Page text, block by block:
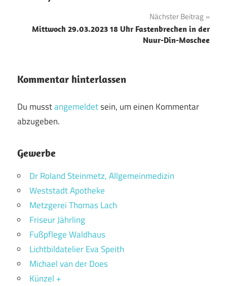
Nächster Beitrag
Mittwoch 29.03.2023 18 Uhr Fastenbrechen in der
Nuur-Din-Moschee
Kommentar hinterlassen
Du musstangemeldetsein, um einen Kommentar
abzugeben.
Gewerbe
Dr Roland Steinmetz, Allgemeinmedizin
Weststadt Apotheke
Metzgerei Thomas Lach
Friseur Jährling
Fußpflege Waldhaus
Lichtbildatelier Eva Speith
Michael van der Does
Künzel +